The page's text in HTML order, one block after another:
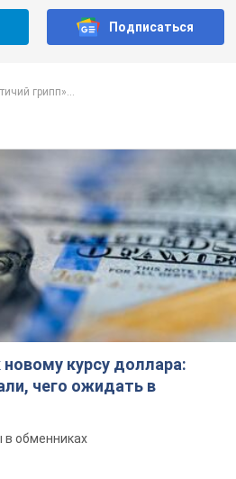
Подписаться
грипп»...
новому курсу доллара:
чего ожидать в
в обменниках